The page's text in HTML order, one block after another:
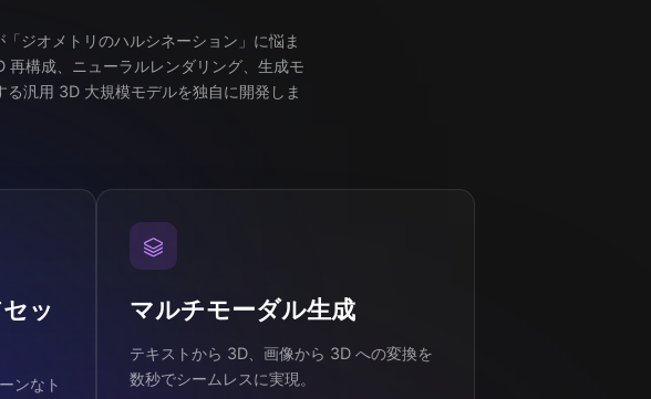
ジオメトリのハルシネーション」に悩ま
構成、ニューラルレンダリング、生成モ
汎用 3D 大規模モデルを独自に開発しま
ッ
ンなト
マルチモーダル生成
テキストから 3D、画像から 3D への変換を
数秒でシームレスに実現。